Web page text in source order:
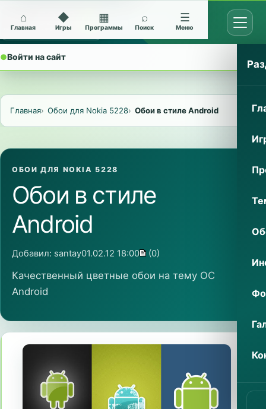
Архив Nokia 5228
●Войти на сайт
⌂
Главная
◆
Игры
▦
Программы
⌕
Поиск
☰
Меню
Главная Обои для Nokia 5228 Обои в стиле Android
ОБОИ ДЛЯ NOKIA 5228
Обои в стиле
Android
Добавил: santay01.02.12 18:00 (0)
Качественный цветные обои на тему ОС
Android